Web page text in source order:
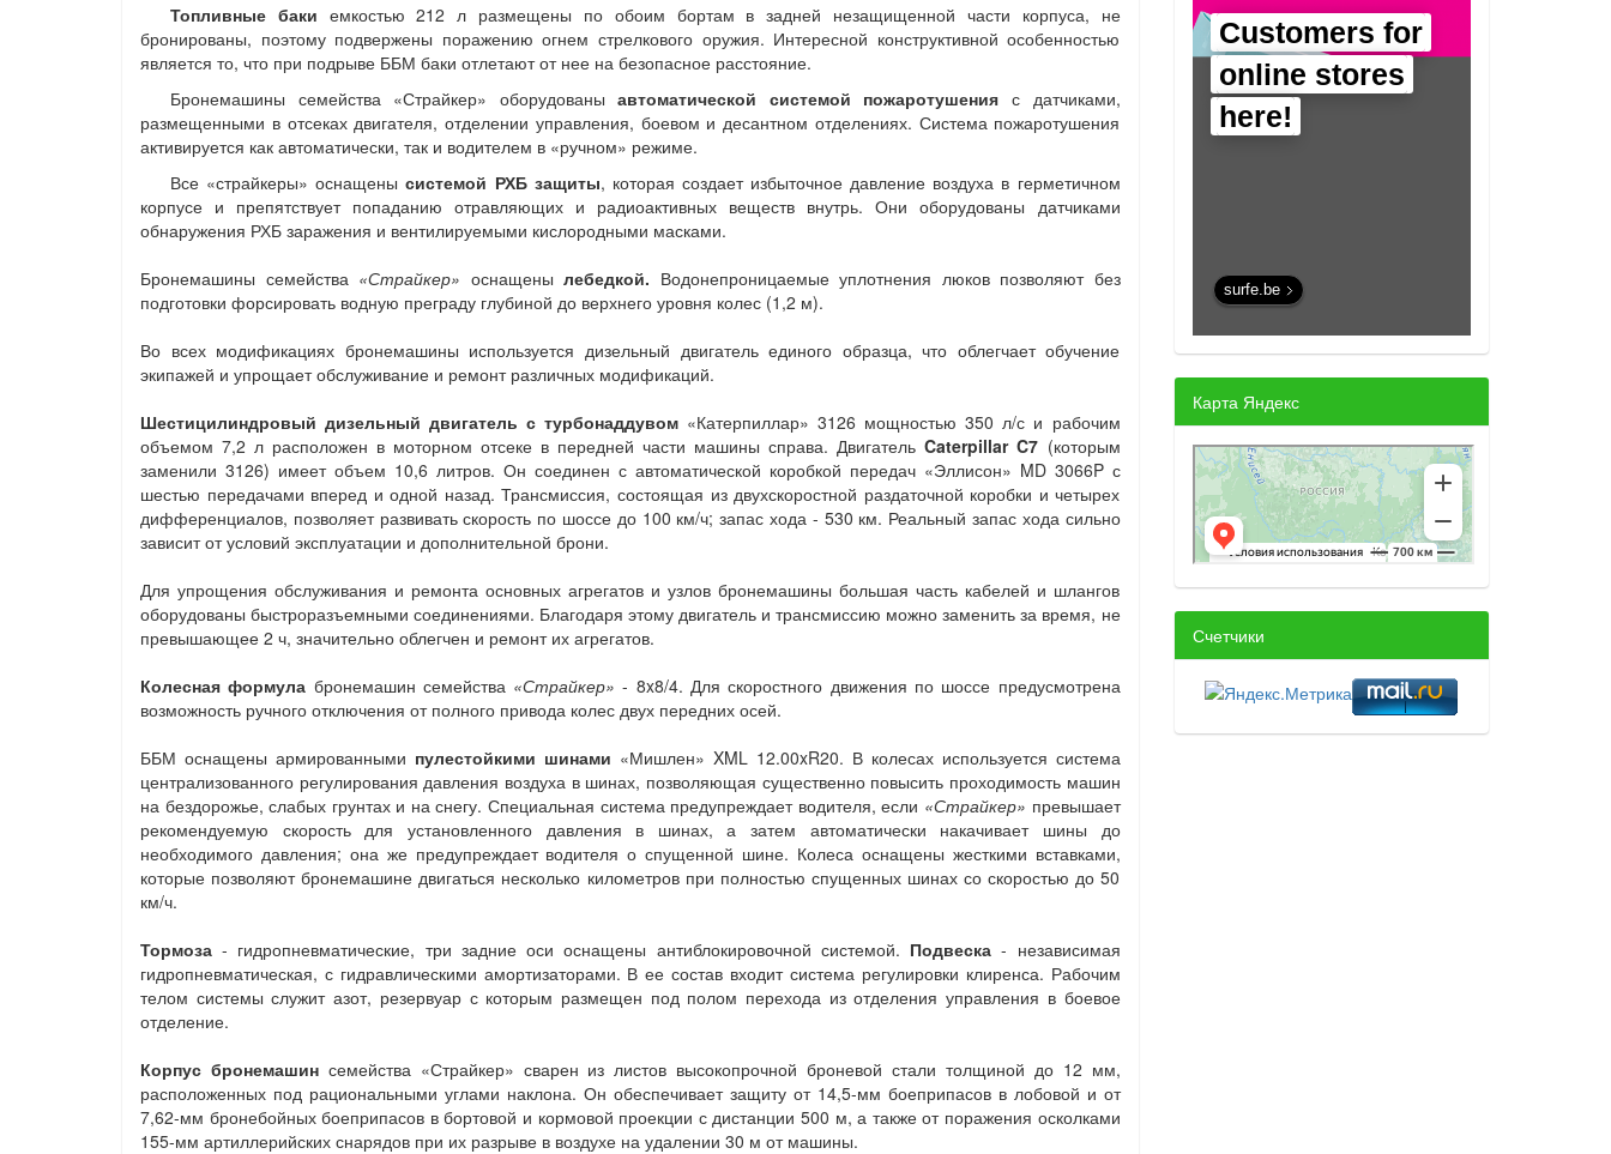
Топливные баки емкостью 212 л размещены по обоим бортам в задней незащищенной части корпуса, не
бронированы, поэтому подвержены поражению огнем стрелкового оружия. Интересной конструктивной особенностью
является то, что при подрыве ББМ баки отлетают от нее на безопасное расстояние.
Бронемашины семейства «Страйкер» оборудованыавтоматической системой пожаротушения с датчиками,
размещенными в отсеках двигателя, отделении управления, боевом и десантном отделениях. Система пожаротушения
активируется как автоматически, так и водителем в «ручном» режиме.
Все «страйкеры» оснащенысистемой РХБ защиты, которая создает избыточное давление воздуха в герметичном
корпусе и препятствует попаданию отравляющих и радиоактивных веществ внутрь. Они оборудованы датчиками
обнаружения РХБ заражения и вентилируемыми кислородными масками.
Бронемашины семейства «Страйкер» оснащены лебедкой. Водонепроницаемые уплотнения люков позволяют без
подготовки форсировать водную преграду глубиной до верхнего уровня колес (1,2 м).
Во всех модификациях бронемашины используется дизельный двигатель единого образца, что облегчает обучение
экипажей и упрощает обслуживание и ремонт различных модификаций.
Шестицилиндровый дизельный двигатель с турбонаддувом «Катерпиллар» 3126 мощностью 350 л/с и рабочим
объемом 7,2 л расположен в моторном отсеке в передней части машины справа. ДвигательCaterpillar C7 (которым
заменили 3126) имеет объем 10,6 литров. Он соединен с автоматической коробкой передач «Эллисон» MD 3066P с
шестью передачами вперед и одной назад. Трансмиссия, состоящая из двухскоростной раздаточной коробки и четырех
дифференциалов, позволяет развивать скорость по шоссе до 100 км/ч; запас хода - 530 км. Реальный запас хода сильно
зависит от условий эксплуатации и дополнительной брони.
Для упрощения обслуживания и ремонта основных агрегатов и узлов бронемашины большая часть кабелей и шлангов
оборудованы быстроразъемными соединениями. Благодаря этому двигатель и трансмиссию можно заменить за время, не
превышающее 2 ч, значительно облегчен и ремонт их агрегатов.
Колесная формула бронемашин семейства «Страйкер» - 8x8/4. Для скоростного движения по шоссе предусмотрена
возможность ручного отключения от полного привода колес двух передних осей.
ББМ оснащены армированными пулестойкими шинами «Мишлен» XML 12.00xR20. В колесах используется система
централизованного регулирования давления воздуха в шинах, позволяющая существенно повысить проходимость машин
на бездорожье, слабых грунтах и на снегу. Специальная система предупреждает водителя, если «Страйкер» превышает
рекомендуемую скорость для установленного давления в шинах, а затем автоматически накачивает шины до
необходимого давления; она же предупреждает водителя о спущенной шине. Колеса оснащены жесткими вставками,
которые позволяют бронемашине двигаться несколько километров при полностью спущенных шинах со скоростью до 50
км/ч.
Тормоза - гидропневматические, три задние оси оснащены антиблокировочной системой. Подвеска - независимая
гидропневматическая, с гидравлическими амортизаторами. В ее состав входит система регулировки клиренса. Рабочим
телом системы служит азот, резервуар с которым размещен под полом перехода из отделения управления в боевое
отделение.
Корпус бронемашин семейства «Страйкер» сварен из листов высокопрочной броневой стали толщиной до 12 мм,
расположенных под рациональными углами наклона. Он обеспечивает защиту от 14,5-мм боеприпасов в лобовой и от
7,62-мм бронебойных боеприпасов в бортовой и кормовой проекции с дистанции 500 м, а также от поражения осколками
155-мм артиллерийских снарядов при их разрыве в воздухе на удалении 30 м от машины.
Customers for
online stores
here!
surfe.be
Карта Яндекс
Счетчики